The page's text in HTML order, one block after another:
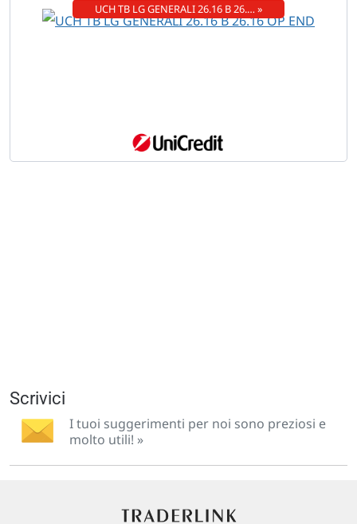
UCH TB LG GENERALI 26.16 B 26.… »
Scrivici
I tuoi suggerimenti per noi sono preziosi e
molto utili! »